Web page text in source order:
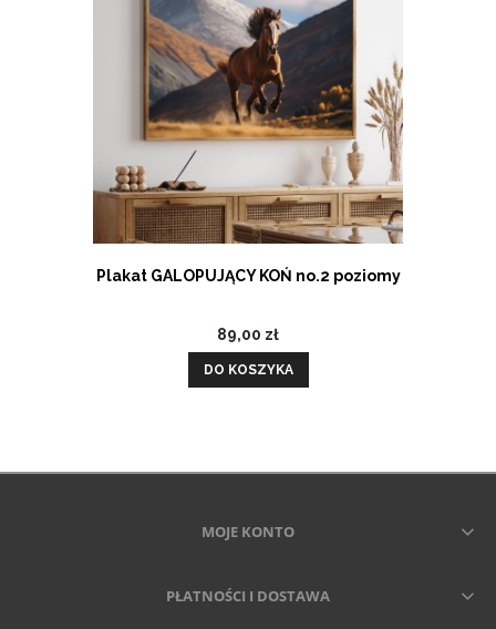
Plakat GALOPUJĄCY KOŃ no.2 poziomy
89,00 zł
DO KOSZYKA
MOJE KONTO
PŁATNOŚCI I DOSTAWA